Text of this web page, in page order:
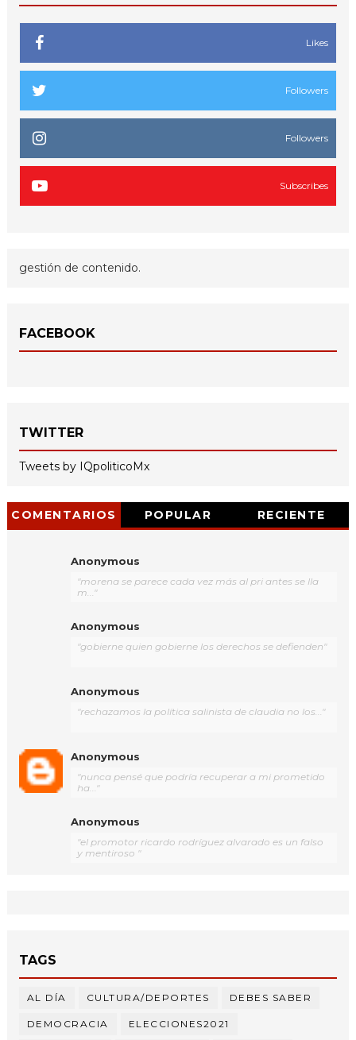
Likes
Followers
Followers
Subscribes
gestión de contenido.
FACEBOOK
TWITTER
Tweets by IQpoliticoMx
COMENTARIOS POPULAR RECIENTE
Anonymous
"morena se parece cada vez más al pri antes se lla
m..."
Anonymous
"gobierne quien gobierne los derechos se defienden"
Anonymous
"rechazamos la política salinista de claudia no los..."
Anonymous
"nunca pensé que podría recuperar a mi prometido
ha..."
Anonymous
"el promotor ricardo rodríguez alvarado es un falso
y mentiroso "
TAGS
AL DÍA CULTURA/DEPORTES DEBES SABER
DEMOCRACIA ELECCIONES2021